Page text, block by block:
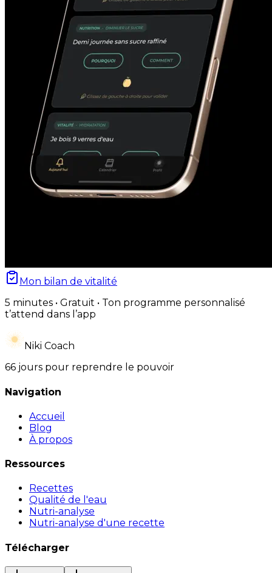
Mon bilan de vitalité
5 minutes • Gratuit • Ton programme personnalisé
t’attend dans l’app
Niki Coach
66 jours pour reprendre le pouvoir
Navigation
Accueil
Blog
À propos
Ressources
Recettes
Qualité de l'eau
Nutri-analyse
Nutri-analyse d'une recette
Télécharger